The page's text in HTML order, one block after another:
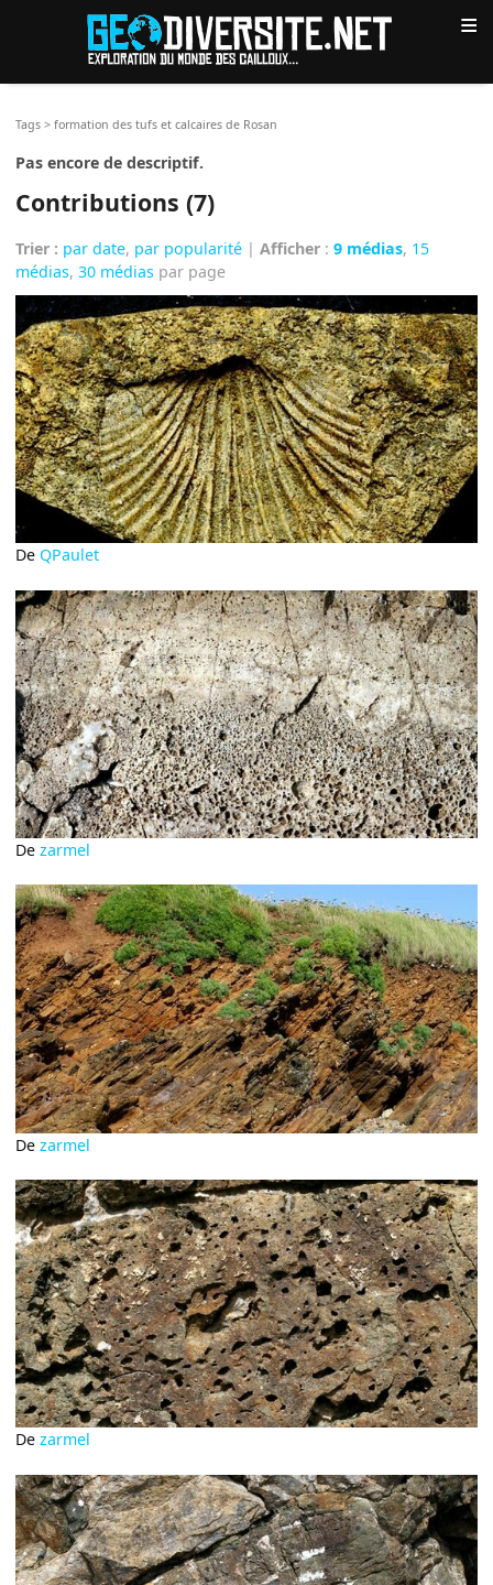
≡
Tags >formation des tufs et calcaires de Rosan
Pas encore de descriptif.
Contributions (7)
Trier : par date, par popularité |Afficher :9 médias, 15
médias,30 médias par page
De QPaulet
Dezarmel
Dezarmel
Dezarmel